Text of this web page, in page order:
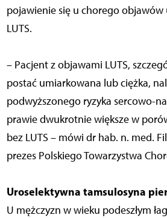
pojawienie się u chorego objawów
LUTS.
– Pacjent z objawami LUTS,
postać umiarkowana lub ciężka,
podwyższonego ryzyka sercowo-
prawie dwukrotnie większe w
bez LUTS – mówi dr hab. n. med.
prezes Polskiego Towarzystwa
Uroselektywna tamsulosyna
U mężczyzn w wieku podeszłym